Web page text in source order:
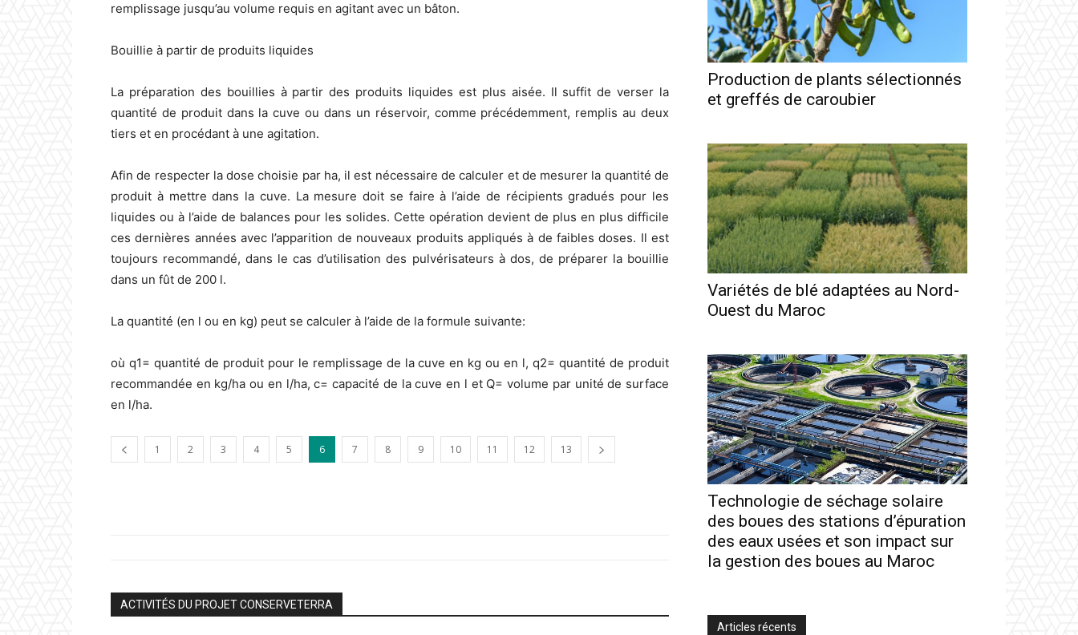
remplissage jusqu’au volume requis en agitant avec un bâton.
Bouillie à partir de produits liquides
La préparation des bouillies à partir des produits liquides est plus aisée. Il suffit de verser la
quantité de produit dans la cuve ou dans un réservoir, comme précédemment, remplis au deux
tiers et en procédant à une agitation.
Afin de respecter la dose choisie par ha, il est nécessaire de calculer et de mesurer la quantité de
produit à mettre dans la cuve. La mesure doit se faire à l’aide de récipients gradués pour les
liquides ou à l’aide de balances pour les solides. Cette opération devient de plus en plus difficile
ces dernières années avec l’apparition de nouveaux produits appliqués à de faibles doses. Il est
toujours recommandé, dans le cas d’utilisation des pulvérisateurs à dos, de préparer la bouillie
dans un fût de 200 l.
La quantité (en l ou en kg) peut se calculer à l’aide de la formule suivante:
où q1= quantité de produit pour le remplissage de la cuve en kg ou en l, q2= quantité de produit
recommandée en kg/ha ou en l/ha, c= capacité de la cuve en l et Q= volume par unité de surface
en l/ha.
1 2 3 4 5 6 7 8 9 10 11 12 13
ACTIVITÉS DU PROJET CONSERVETERRA
Production de plants sélectionnés
et greffés de caroubier
Variétés de blé adaptées au Nord-
Ouest du Maroc
Technologie de séchage solaire
des boues des stations d’épuration
des eaux usées et son impact sur
la gestion des boues au Maroc
Articles récents